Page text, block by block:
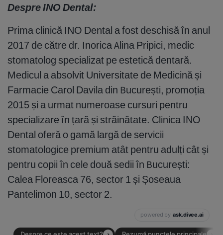
Despre INO Dental:
Prima clinică INO Dental a fost deschisă în anul
2017 de către dr. Inorica Alina Pripici, medic
stomatolog specializat pe estetică dentară.
Medicul a absolvit Universitate de Medicină și
Farmacie Carol Davila din București, promoția
2015 și a urmat numeroase cursuri pentru
specializare în țară și străinătate. Clinica INO
Dental oferă o gamă largă de servicii
stomatologice premium atât pentru adulți cât și
pentru copii în cele două sedii în București:
Calea Floreasca 76, sector 1 și Șoseaua
Pantelimon 10, sector 2.